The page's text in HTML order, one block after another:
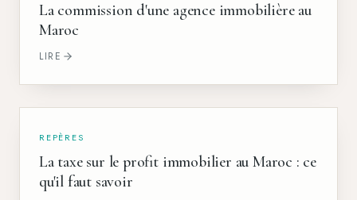
La commission d'une agence immobilière au
Maroc
LIRE
REPÈRES
La taxe sur le profit immobilier au Maroc : ce
qu'il faut savoir